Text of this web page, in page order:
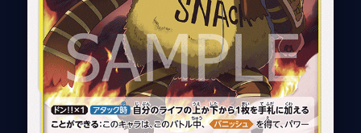
แนะนำรายการทีวี
อนิเมะ
ตารางออกอากาศอนิ
เมะ (คืนนี้)
ตารางออกอากาศอนิ
เมะ